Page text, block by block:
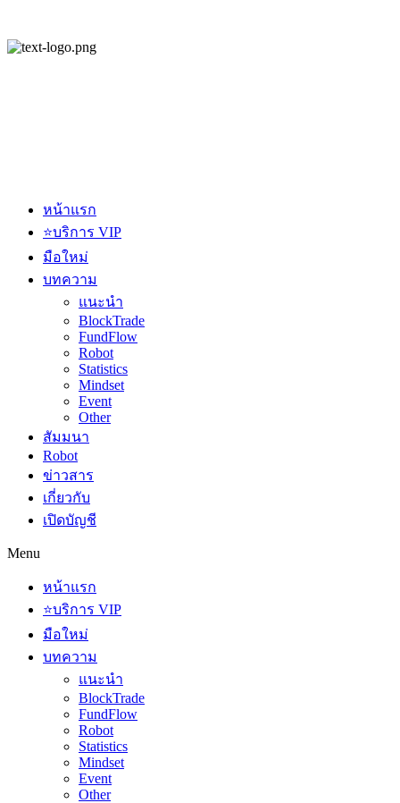
หน้าแรก
⭐บริการ VIP
มือใหม่
บทความ
แนะนำ
BlockTrade
FundFlow
Robot
Statistics
Mindset
Event
Other
สัมมนา
Robot
ข่าวสาร
เกี่ยวกับ
เปิดบัญชี
Menu
หน้าแรก
⭐บริการ VIP
มือใหม่
บทความ
แนะนำ
BlockTrade
FundFlow
Robot
Statistics
Mindset
Event
Other